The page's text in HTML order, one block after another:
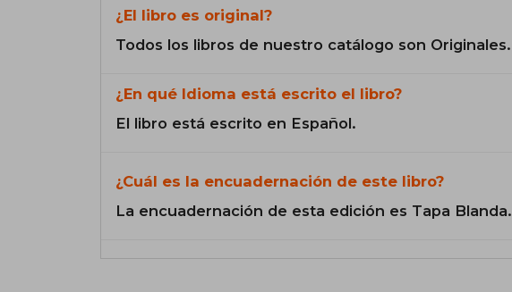
¿El libro es original?
Todos los libros de nuestro catálogo son Originales.
¿En qué Idioma está escrito el libro?
El libro está escrito en Español.
¿Cuál es la encuadernación de este libro?
La encuadernación de esta edición es Tapa Blanda.